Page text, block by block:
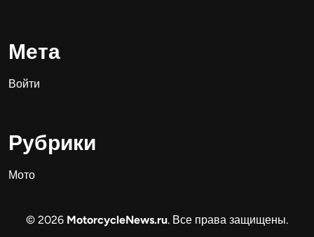
Мета
Войти
Рубрики
Мото
© 2026 MotorcycleNews.ru. Все права защищены.